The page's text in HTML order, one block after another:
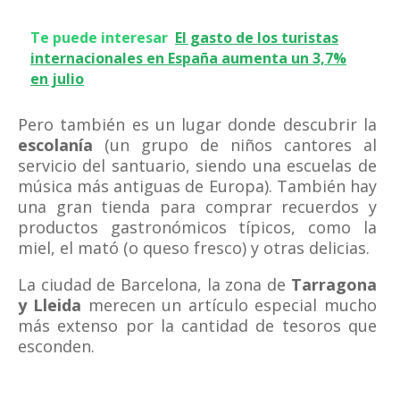
Te puede interesar El gasto de los turistas
internacionales en España aumenta un 3,7%
en julio
Pero también es un lugar donde descubrir la
escolanía (un grupo de niños cantores al
servicio del santuario, siendo una escuelas de
música más antiguas de Europa). También hay
una gran tienda para comprar recuerdos y
productos gastronómicos típicos, como la
miel, el mató (o queso fresco) y otras delicias.
La ciudad de Barcelona, la zona de Tarragona
y Lleida merecen un artículo especial mucho
más extenso por la cantidad de tesoros que
esconden.